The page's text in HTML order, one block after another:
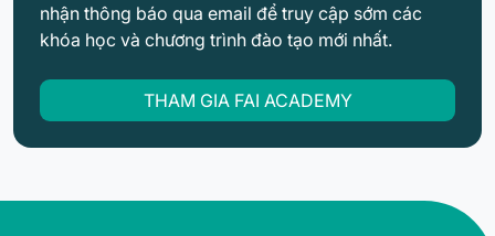
nhận thông báo qua email để truy cập sớm các
khóa học và chương trình đào tạo mới nhất.
THAM GIA FAI ACADEMY